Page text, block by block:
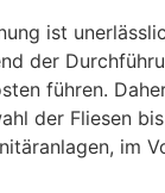
ist
der
führen.
der Fliesen
im